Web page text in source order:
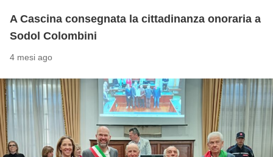
A Cascina consegnata la cittadinanza onoraria a
Sodol Colombini
4 mesi ago